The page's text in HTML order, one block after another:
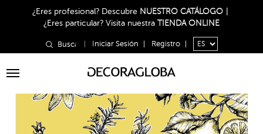
¿Eres profesional? Descubre NUESTRO CATÁLOGO
¿Eres particular? Visita nuestra TIENDA ONLINE
Iniciar Sesión Registro
Toggle